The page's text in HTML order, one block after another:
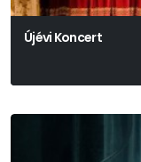
Újévi Koncert